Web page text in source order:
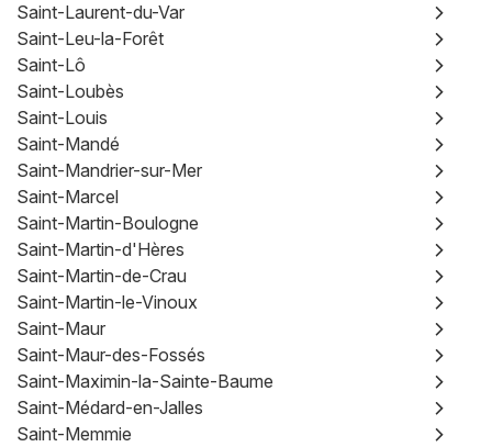
Saint-Laurent-du-Var
Saint-Leu-la-Forêt
Saint-Lô
Saint-Loubès
Saint-Louis
Saint-Mandé
Saint-Mandrier-sur-Mer
Saint-Marcel
Saint-Martin-Boulogne
Saint-Martin-d'Hères
Saint-Martin-de-Crau
Saint-Martin-le-Vinoux
Saint-Maur
Saint-Maur-des-Fossés
Saint-Maximin-la-Sainte-Baume
Saint-Médard-en-Jalles
Saint-Memmie